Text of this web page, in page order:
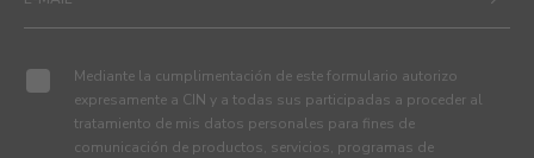
Mediante la cumplimentación de este formulario autorizo
expresamente a CIN y a todas sus participadas a proceder al
tratamiento de mis datos personales para fines de
comunicación de productos, servicios, programas de